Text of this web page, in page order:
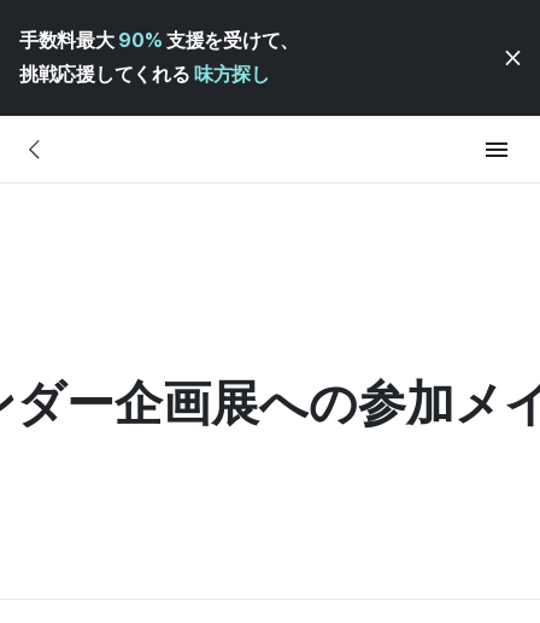
手数料最大 90% 支援を受けて、
挑戦応援してくれる 味方探し
ー企画展への参加メ